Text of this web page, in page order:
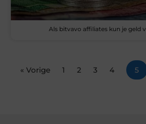
Als bitvavo affiliates kun je geld
« Vorige 1 2 3 4 5